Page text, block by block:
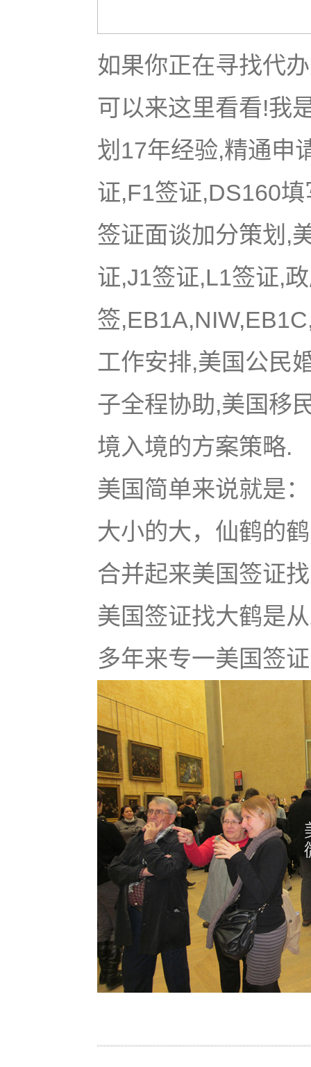
如果你正在寻找代
可以来这里看看!我
划17年经验,精通申
证,F1签证,DS160
签证面谈加分策划,
证,J1签证,L1签证,
签
工作安排,美国公民
子全程协助,美国移
境入境的方案策略.
美国简单来说就是
大小的大，仙鹤的
合并起来美国签证
美国签证找大鹤是
多年来专一美国签